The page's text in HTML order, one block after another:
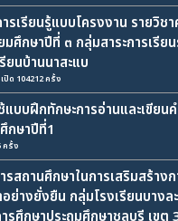
รเรียนรู้แบบโครงงาน รายวิช
ศึกษาปีที่ ๓ กลุ่มสาระการเรีย
ยนบ้านนาสะแบ
ด 104212 ครั้ง
แบบฝึกทักษะการอ่านและเขียน
กษาปีที่1
ครั้ง
รสถานศึกษาในการเสริมสร้าง
างยั่งยืน กลุ่มโรงเรียนบางล